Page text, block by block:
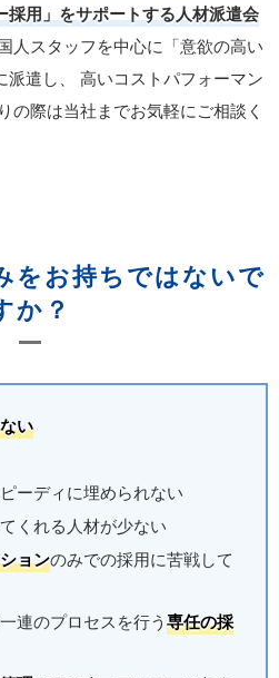
採用」をサポートする人材派遣会
人スタッフを中心に「意欲の高い
遣し、
高いコストパフォーマン
の際は当社までお気軽にご相談く
をお持ちではないで
か？
い
ーディに埋められない
くれる人材が少ない
ョンのみでの採用に苦戦して
連のプロセスを行う 専任の採